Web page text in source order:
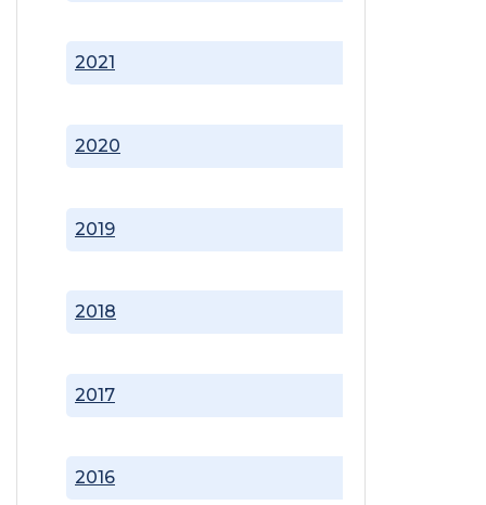
2016
2017
2018
2019
2020
2021